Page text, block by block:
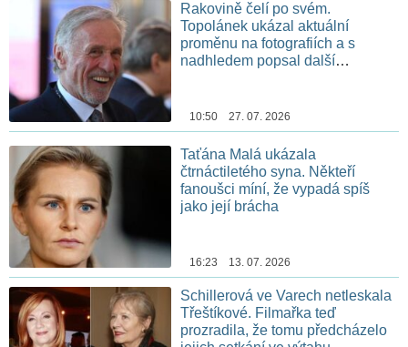
Rakovině čelí po svém.
Topolánek ukázal aktuální
proměnu na fotografiích a s
nadhledem popsal další
10:50 27. 07. 2026
Taťána Malá ukázala
čtrnáctiletého syna. Někteří
fanoušci míní, že vypadá spíš
jako její brácha
16:23 13. 07. 2026
Schillerová ve Varech netleskala
Třeštíkové. Filmařka teď
prozradila, že tomu předcházelo